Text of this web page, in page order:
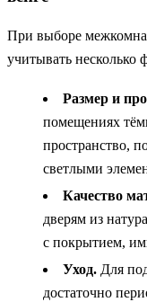
При выборе
учитывать несколько
Размер и
помещениях
пространство,
светлыми
Качество
дверям из
с покрытием,
Уход. Для
достаточно